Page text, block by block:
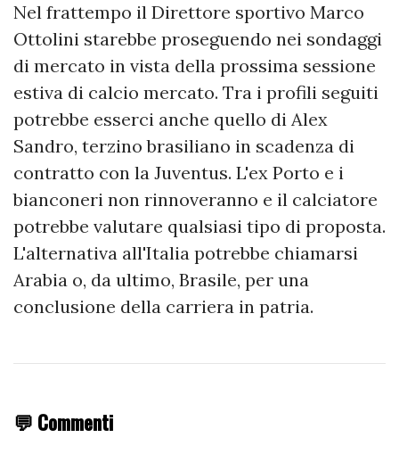
Nel frattempo il Direttore sportivo Marco
Ottolini starebbe proseguendo nei sondaggi
di mercato in vista della prossima sessione
estiva di calcio mercato. Tra i profili seguiti
potrebbe esserci anche quello di Alex
Sandro, terzino brasiliano in scadenza di
contratto con la Juventus. L'ex Porto e i
bianconeri non rinnoveranno e il calciatore
potrebbe valutare qualsiasi tipo di proposta.
L'alternativa all'Italia potrebbe chiamarsi
Arabia o, da ultimo, Brasile, per una
conclusione della carriera in patria.
💬 Commenti